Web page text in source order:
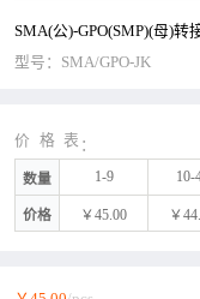
SMA(公)-GPO(SMP)(母)转
型号： SMA/GPO-JK
价格表
数量 1-9 10-
价格 ￥45.00 ￥